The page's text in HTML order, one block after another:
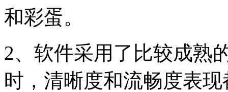
和彩蛋。
2、软件采用了比较成熟
时，清晰度和流畅度表